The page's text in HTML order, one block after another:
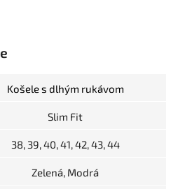
Košele s dlhým rukávom
Slim Fit
38, 39, 40, 41, 42, 43, 44
Zelená, Modrá